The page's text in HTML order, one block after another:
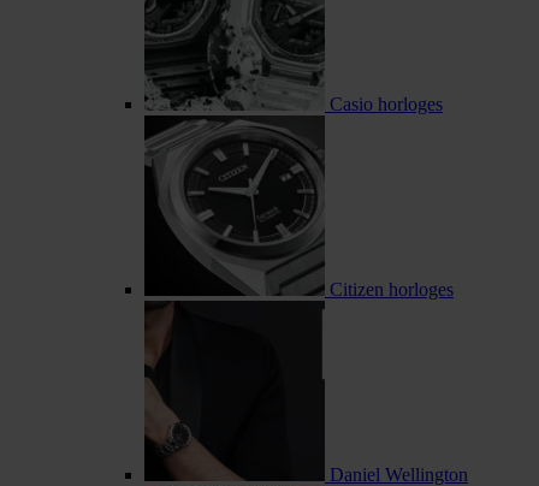
Casio horloges
Citizen horloges
Daniel Wellington